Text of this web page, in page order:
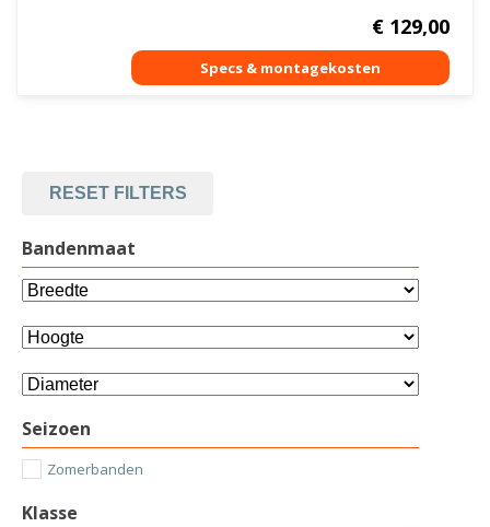
€129,00
RESET FILTERS
Bandenmaat
Seizoen
Zomerbanden
Klasse